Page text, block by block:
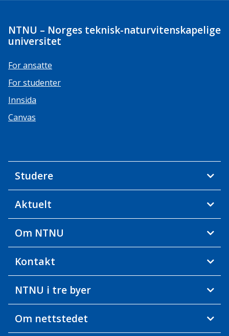
NTNU – Norges teknisk-naturvitenskapelige
universitet
For ansatte
For studenter
Innsida
Canvas
Studere
Aktuelt
Om NTNU
Kontakt
NTNU i tre byer
Om nettstedet